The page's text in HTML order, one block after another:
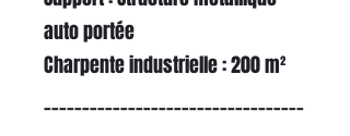
auto portée
Charpente industrielle : 200 m²